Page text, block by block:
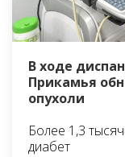
В ходе
Прикамья
опухоли
Более 1,3
диабет